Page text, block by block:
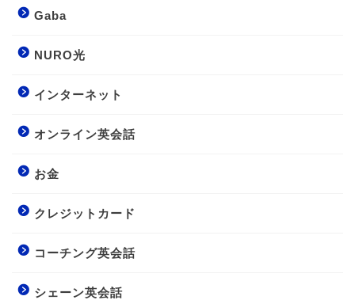
Gaba
NURO光
インターネット
オンライン英会話
お金
クレジットカード
コーチング英会話
シェーン英会話